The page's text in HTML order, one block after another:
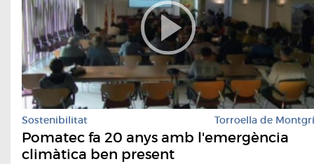
Sostenibilitat Torroella de Montgrí
Pomatec fa 20 anys amb l'emergència
climàtica ben present